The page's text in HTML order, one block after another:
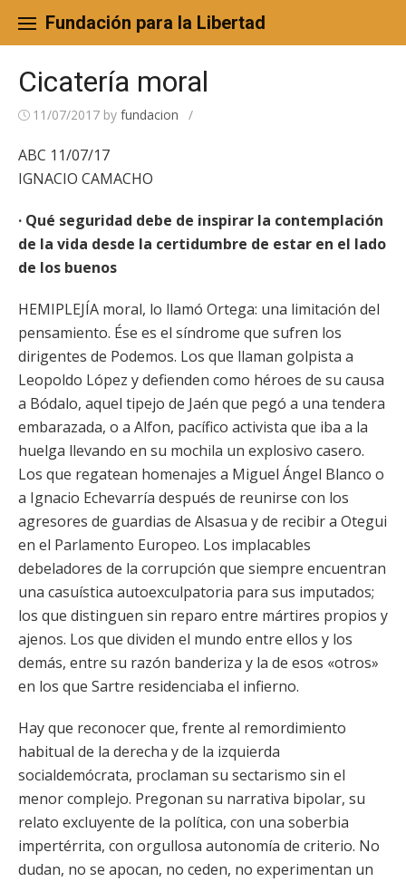
content
Fundación para la Libertad
Cicatería moral
11/07/2017 by fundacion /
ABC 11/07/17
IGNACIO CAMACHO
· Qué seguridad debe de inspirar la contemplación
de la vida desde la certidumbre de estar en el lado
de los buenos
HEMIPLEJÍA moral, lo llamó Ortega: una limitación del
pensamiento. Ése es el síndrome que sufren los
dirigentes de Podemos. Los que llaman golpista a
Leopoldo López y defienden como héroes de su causa
a Bódalo, aquel tipejo de Jaén que pegó a una tendera
embarazada, o a Alfon, pacífico activista que iba a la
huelga llevando en su mochila un explosivo casero.
Los que regatean homenajes a Miguel Ángel Blanco o
a Ignacio Echevarría después de reunirse con los
agresores de guardias de Alsasua y de recibir a Otegui
en el Parlamento Europeo. Los implacables
debeladores de la corrupción que siempre encuentran
una casuística autoexculpatoria para sus imputados;
los que distinguen sin reparo entre mártires propios y
ajenos. Los que dividen el mundo entre ellos y los
demás, entre su razón banderiza y la de esos «otros»
en los que Sartre residenciaba el infierno.
Hay que reconocer que, frente al remordimiento
habitual de la derecha y de la izquierda
socialdemócrata, proclaman su sectarismo sin el
menor complejo. Pregonan su narrativa bipolar, su
relato excluyente de la política, con una soberbia
impertérrita, con orgullosa autonomía de criterio. No
dudan, no se apocan, no ceden, no experimentan un